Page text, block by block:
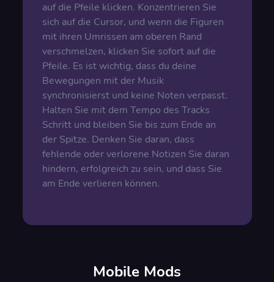
auf die Pfeile klicken. Konzentrieren Sie
sich auf die Cursor, und wenn die Figuren
mit ihren Umrissen am oberen Rand
verschmelzen, klicken Sie sofort auf die
Pfeile. Es ist wichtig, dass du deine
Bewegungen mit der Musik
synchronisierst und keine Noten verpasst.
Halten Sie mit dem Tempo des Tracks
Schritt und bleiben Sie bis zum Ende an
der Spitze. Denken Sie daran, dass
fehlende oder verlorene Notizen Sie daran
hindern, erfolgreich zu sein, und dass Sie
am Ende verlieren können.
Mobile Mods